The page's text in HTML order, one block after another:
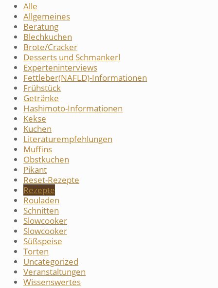
Alle
Allgemeines
Beratung
Blechkuchen
Brote/Cracker
Desserts und Schmankerl
Experteninterviews
Fettleber(NAFLD)-Informationen
Frühstück
Getränke
Hashimoto-Informationen
Kekse
Kuchen
Literaturempfehlungen
Muffins
Obstkuchen
Pikant
Reset-Rezepte
Rezepte
Rouladen
Schnitten
Slowcooker
Slowcooker
Süßspeise
Torten
Uncategorized
Veranstaltungen
Wissenswertes